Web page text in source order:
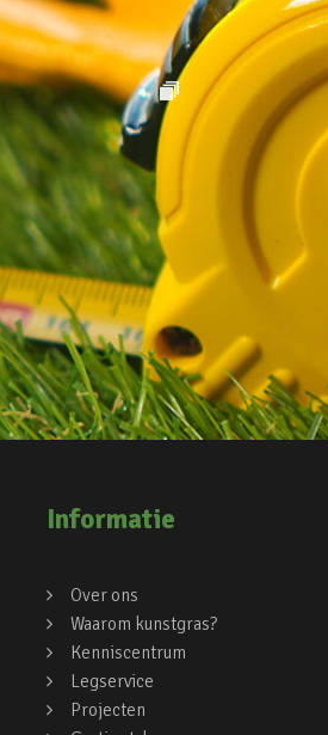
Informatie
Over ons
Waarom kunstgras?
Kenniscentrum
Legservice
Projecten